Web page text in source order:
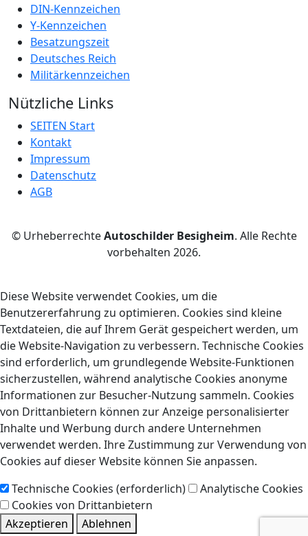
DIN-Kennzeichen
Y-Kennzeichen
Besatzungszeit
Deutsches Reich
Militärkennzeichen
Nützliche Links
SEITEN Start
Kontakt
Impressum
Datenschutz
AGB
© UrheberrechteAutoschilder Besigheim. Alle Rechte
vorbehalten 2026.
Diese Website verwendet Cookies, um die
Benutzererfahrung zu optimieren. Cookies sind kleine
Textdateien, die auf Ihrem Gerät gespeichert werden, um
die Website-Navigation zu verbessern. Technische Cookies
sind erforderlich, um grundlegende Website-Funktionen
sicherzustellen, während analytische Cookies anonyme
Informationen zur Besucher-Nutzung sammeln. Cookies
von Drittanbietern können zur Anzeige personalisierter
Inhalte und Werbung durch andere Unternehmen
verwendet werden. Ihre Zustimmung zur Verwendung von
Cookies auf dieser Website können Sie anpassen.
Technische Cookies (erforderlich)
Analytische Cookies
Cookies von Drittanbietern
Akzeptieren
Ablehnen